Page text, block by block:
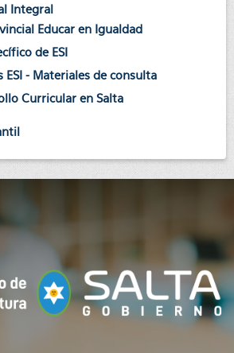
Integral
Educar en Igualdad
de ESI
ESI - Materiales de consulta
Curricular en Salta